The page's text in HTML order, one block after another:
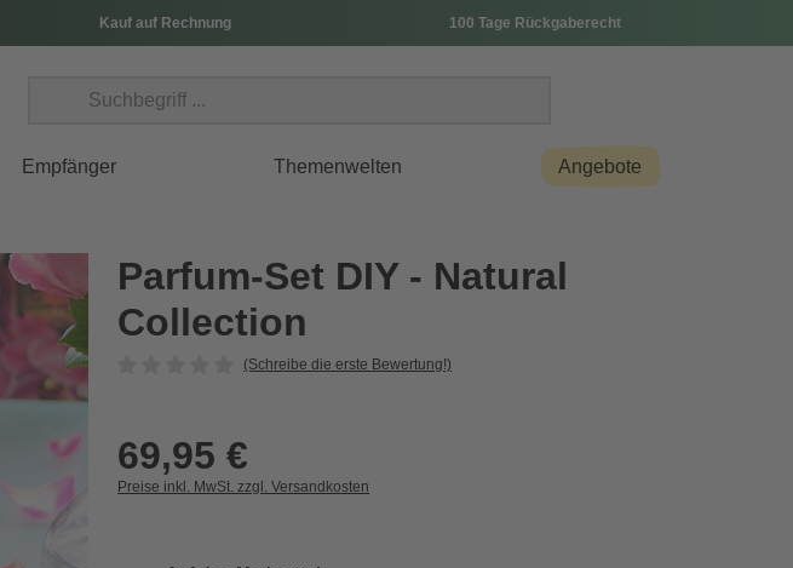
Kauf auf Rechnung 100 Tage Rückgaberecht
Empfänger Themenwelten Angebote
Parfum-Set DIY - Natural
Collection
(Schreibe die erste Bewertung!)
69,95 €
Preise inkl. MwSt. zzgl. Versandkosten